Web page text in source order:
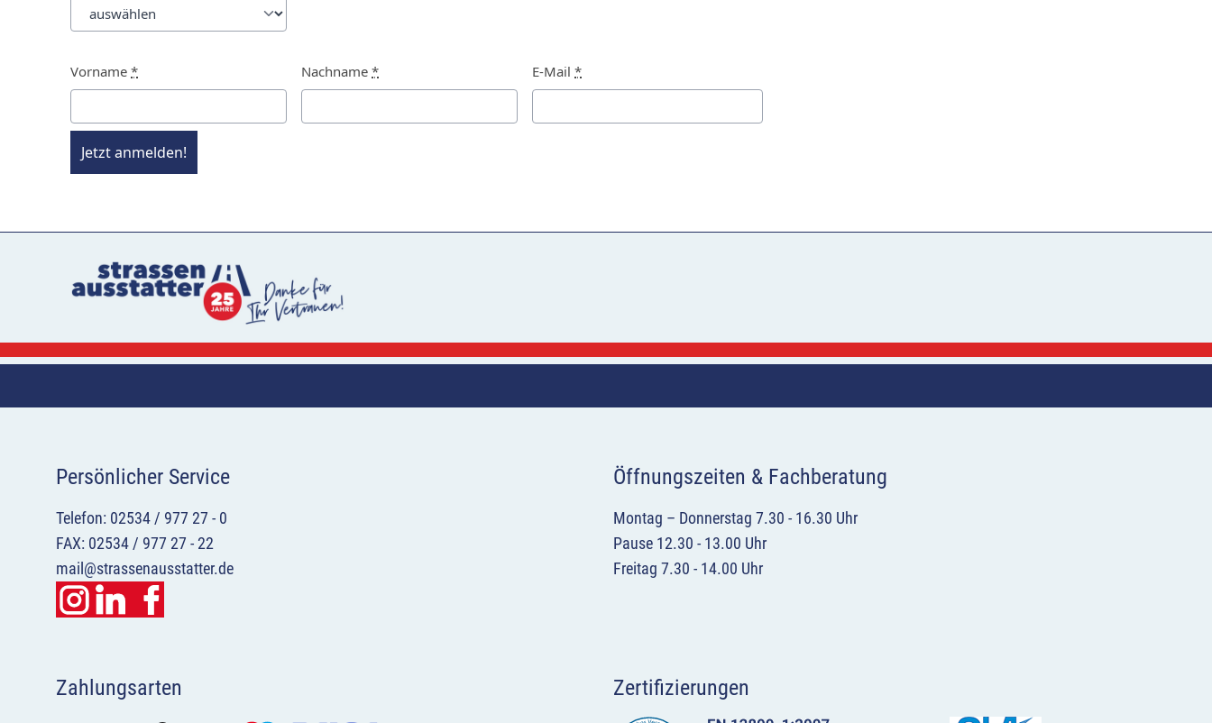
Vorname * Nachname * E-Mail *
Jetzt anmelden!
Persönlicher Service
Telefon: 02534 / 977 27 - 0
FAX: 02534 / 977 27 - 22
mail@strassenausstatter.de
Öffnungszeiten & Fachberatung
Montag – Donnerstag 7.30 - 16.30 Uhr
Pause 12.30 - 13.00 Uhr
Freitag 7.30 - 14.00 Uhr
Zahlungsarten Zertifizierungen